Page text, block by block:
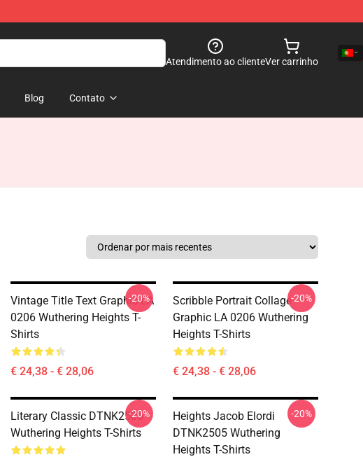
Atendimento ao clienteVer carrinho
Blog Contato
Vintage Title Text Graphic LA
0206 Wuthering Heights T-
Shirts
€ 24,38 - € 28,06
-20%
Scribble Portrait Collage
Graphic LA 0206 Wuthering
Heights T-Shirts
€ 24,38 - € 28,06
-20%
Literary Classic DTNK2505
Wuthering Heights T-Shirts
-20%
Heights Jacob Elordi
DTNK2505 Wuthering
Heights T-Shirts
-20%